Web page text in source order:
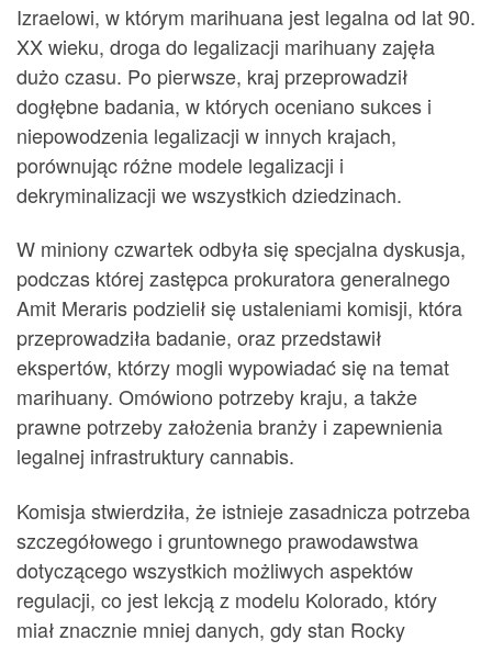
Izraelowi, w którym marihuana jest legalna od lat 90.
XX wieku, droga do legalizacji marihuany zajęła
dużo czasu. Po pierwsze, kraj przeprowadził
dogłębne badania, w których oceniano sukces i
niepowodzenia legalizacji w innych krajach,
porównując różne modele legalizacji i
dekryminalizacji we wszystkich dziedzinach.
W miniony czwartek odbyła się specjalna dyskusja,
podczas której zastępca prokuratora generalnego
Amit Meraris podzielił się ustaleniami komisji, która
przeprowadziła badanie, oraz przedstawił
ekspertów, którzy mogli wypowiadać się na temat
marihuany. Omówiono potrzeby kraju, a także
prawne potrzeby założenia branży i zapewnienia
legalnej infrastruktury cannabis.
Komisja stwierdziła, że istnieje zasadnicza potrzeba
szczegółowego i gruntownego prawodawstwa
dotyczącego wszystkich możliwych aspektów
regulacji, co jest lekcją z modelu Kolorado, który
miał znacznie mniej danych, gdy stan Rocky